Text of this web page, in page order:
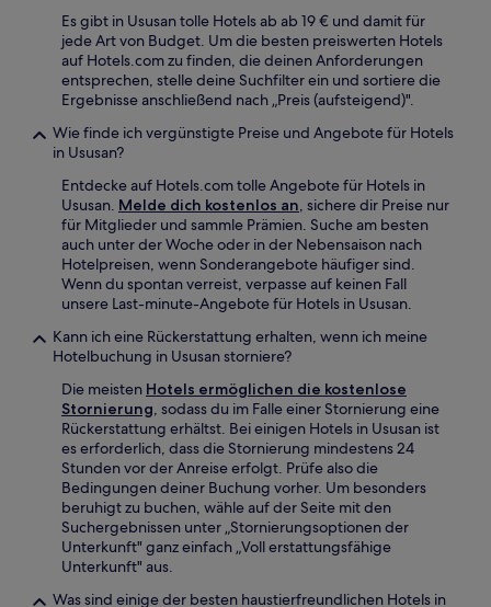
Es gibt in Ususan tolle Hotels ab ab 19 € und damit für
jede Art von Budget. Um die besten preiswerten Hotels
auf Hotels.com zu finden, die deinen Anforderungen
entsprechen, stelle deine Suchfilter ein und sortiere die
Ergebnisse anschließend nach „Preis (aufsteigend)".
Wie finde ich vergünstigte Preise und Angebote für Hotels
in Ususan?
Entdecke auf Hotels.com tolle Angebote für Hotels in
Ususan. Melde dich kostenlos an, sichere dir Preise nur
für Mitglieder und sammle Prämien. Suche am besten
auch unter der Woche oder in der Nebensaison nach
Hotelpreisen, wenn Sonderangebote häufiger sind.
Wenn du spontan verreist, verpasse auf keinen Fall
unsere Last-minute-Angebote für Hotels in Ususan.
Kann ich eine Rückerstattung erhalten, wenn ich meine
Hotelbuchung in Ususan storniere?
Die meisten Hotels ermöglichen die kostenlose
Stornierung, sodass du im Falle einer Stornierung eine
Rückerstattung erhältst. Bei einigen Hotels in Ususan ist
es erforderlich, dass die Stornierung mindestens 24
Stunden vor der Anreise erfolgt. Prüfe also die
Bedingungen deiner Buchung vorher. Um besonders
beruhigt zu buchen, wähle auf der Seite mit den
Suchergebnissen unter „Stornierungsoptionen der
Unterkunft" ganz einfach „Voll erstattungsfähige
Unterkunft" aus.
Was sind einige der besten haustierfreundlichen Hotels in